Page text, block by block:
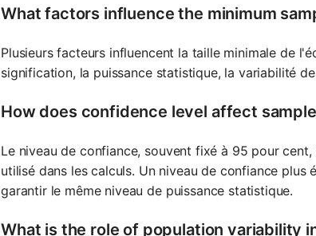
What factors influence the minimum
Plusieurs facteurs influencent la taille minimale de
signification, la puissance statistique, la variabilité
How does confidence level affect
Le niveau de confiance, souvent fixé à 95 pour
utilisé dans les calculs. Un niveau de confiance
garantir le même niveau de puissance statistique.
What is the role of population variability